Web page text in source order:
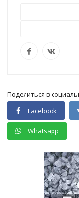
Поделиться в
Facebook
Whatsapp